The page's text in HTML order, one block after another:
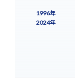
1996年
2024年